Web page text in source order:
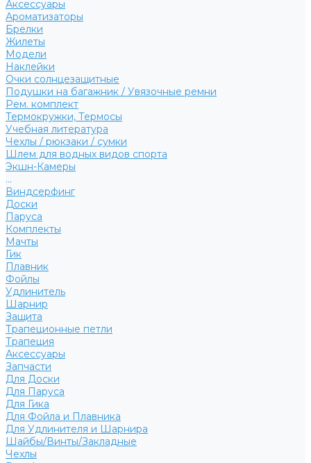
Аксессуары
Ароматизаторы
Брелки
Жилеты
Модели
Наклейки
Очки солнцезащитные
Подушки на багажник / Увязочные ремни
Рем. комплект
Термокружки, Термосы
Учебная литература
Чехлы / рюкзаки / сумки
Шлем для водных видов спорта
Экшн-Камеры
...
Виндсерфинг
Доски
Паруса
Комплекты
Мачты
Гик
Плавник
Фойлы
Удлинитель
Шарнир
Защита
Трапеционные петли
Трапеция
Аксессуары
Запчасти
Для Доски
Для Паруса
Для Гика
Для Фойла и Плавника
Для Удлинителя и Шарнира
Шайбы/Винты/Закладные
Чехлы